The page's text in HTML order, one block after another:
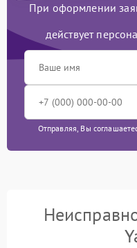
При оформлении
действует
Отправляя, Вы